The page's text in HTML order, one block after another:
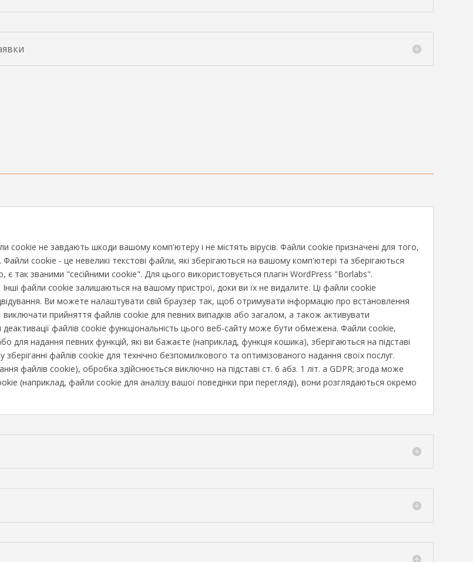
не завдають шкоди вашому комп'ютеру і не містять вірусів. Файли cookie призначені для того,
cookie - це невеликі текстові файли, які зберігаються на вашому комп'ютері та зберігаються
так званими "сесійними cookie". Для цього використовується плагін WordPress "Borlabs".
файли cookie залишаються на вашому пристрої, доки ви їх не видалите. Ці файли cookie
Ви можете налаштувати свій браузер так, щоб отримувати інформацію про встановлення
прийняття файлів cookie для певних випадків або загалом, а також активувати
файлів cookie функціональність цього веб-сайту може бути обмежена. Файли cookie,
для надання певних функцій, які ви бажаєте (наприклад, функція кошика), зберігаються на підставі
файлів cookie для технічно безпомилкового та оптимізованого надання своїх послуг.
файлів cookie), обробка здійснюється виключно на підставі ст. 6 абз. 1 літ. a GDPR; згода може
(наприклад, файли cookie для аналізу вашої поведінки при перегляді), вони розглядаються окремо